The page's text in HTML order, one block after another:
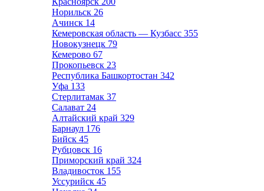
Норильск 26
Ачинск 14
Кемеровская область — Кузбасс 355
Новокузнецк 79
Кемерово 67
Прокопьевск 23
Республика Башкортостан 342
Уфа 133
Стерлитамак 37
Салават 24
Алтайский край 329
Барнаул 176
Бийск 45
Рубцовск 16
Приморский край 324
Владивосток 155
Уссурийск 45